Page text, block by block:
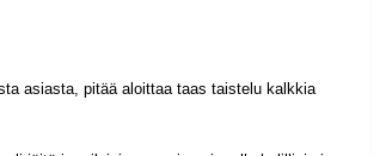
asiasta, pitää aloittaa taas taistelu kalkkia